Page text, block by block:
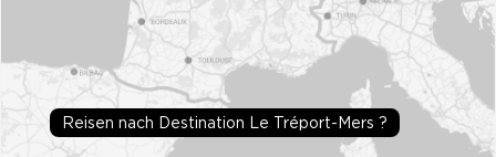
Reisen nach Destination Le Tréport-Mers ?